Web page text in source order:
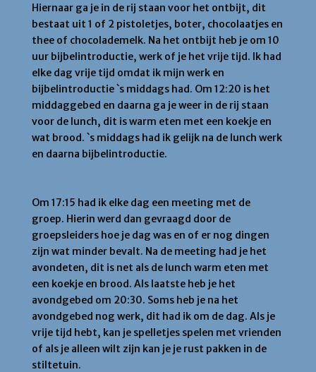
Hiernaar ga je in de rij staan voor het ontbijt, dit
bestaat uit 1 of 2 pistoletjes, boter, chocolaatjes en
thee of chocolademelk. Na het ontbijt heb je om 10
uur bijbelintroductie, werk of je het vrije tijd. Ik had
elke dag vrije tijd omdat ik mijn werk en
bijbelintroductie `s middags had. Om 12:20 is het
middaggebed en daarna ga je weer in de rij staan
voor de lunch, dit is warm eten met een koekje en
wat brood. `s middags had ik gelijk na de lunch werk
en daarna bijbelintroductie.
Om 17:15 had ik elke dag een meeting met de
groep. Hierin werd dan gevraagd door de
groepsleiders hoe je dag was en of er nog dingen
zijn wat minder bevalt. Na de meeting had je het
avondeten, dit is net als de lunch warm eten met
een koekje en brood. Als laatste heb je het
avondgebed om 20:30. Soms heb je na het
avondgebed nog werk, dit had ik om de dag. Als je
vrije tijd hebt, kan je spelletjes spelen met vrienden
of als je alleen wilt zijn kan je je rust pakken in de
stiltetuin.